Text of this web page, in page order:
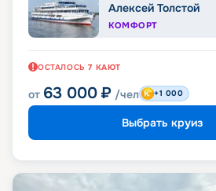
Алексей Толстой
КОМФОРТ
ОСТАЛОСЬ 7 КАЮТ
от 63 000 ₽ /чел +1 000
Выбрать круиз